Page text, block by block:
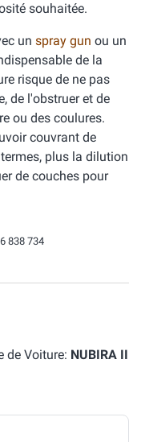
souhaitée.
un spray gun ou un
de la
risque de ne pas
de l'obstruer et de
ou des coulures.
couvrant de
plus la dilution
de couches pour
838 734
de Voiture: NUBIRA II